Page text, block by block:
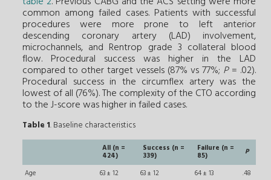
common among failed cases. Patients with successful
procedures were more prone to left anterior
descending coronary artery (LAD) involvement,
microchannels, and Rentrop grade 3 collateral blood
flow. Procedural success was higher in the LAD
compared to other target vessels (87% vs 77%; P= .02).
Procedural success in the circumflex artery was the
lowest of all (76%). The complexity of the CTO according
to the J-score was higher in failed cases.
Table 1. Baseline characteristics
All (n =
424)
Success (n =
339)
Failure (n =
85)
P
Age
63 ± 12 63 ± 12 64 ± 13
.48